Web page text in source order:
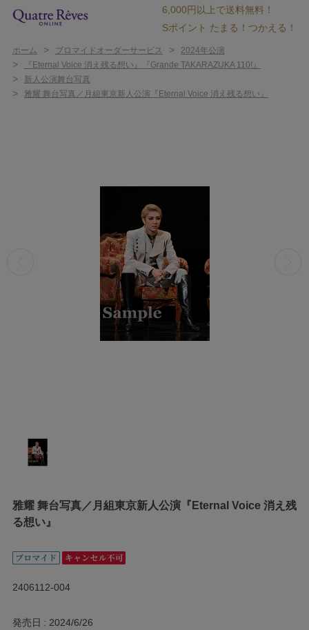
6,000円以上で送料無料！
Sポイント たまる！つかえる！
ホーム > ブロマイドオーダーサービス > 2024年公演
> 『Eternal Voice 消え残る想い』『Grande TAKARAZUKA 110!』
> 新人公演舞台写真
> 雅耀 舞台写真／月組東京新人公演『Eternal Voice 消え残る想い』
雅耀 舞台写真／月組東京新人公演『Eternal Voice 消え残
る想い』
2406112-004
発売日 2024/6/26